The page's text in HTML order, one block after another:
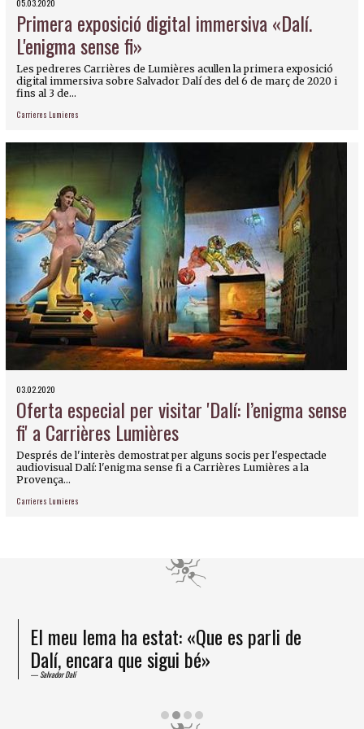
05.03.2020
Primera exposició digital immersiva «Dalí.
L'enigma sense fi»
Les pedreres Carrières de Lumières acullen la primera exposició
digital immersiva sobre Salvador Dalí des del 6 de març de 2020 i
fins al 3 de...
Carrieres Lumieres
03.02.2020
Oferta especial per visitar 'Dalí: l’enigma sense
fi' a Carrières Lumières
Després de l'interès demostrat per alguns socis per l'espectacle
audiovisual Dalí: l'enigma sense fi a Carrières Lumières a la
Provença...
Carrieres Lumieres
El meu lema ha estat: «Que es parli de
Dalí, encara que sigui bé»
Salvador Dalí